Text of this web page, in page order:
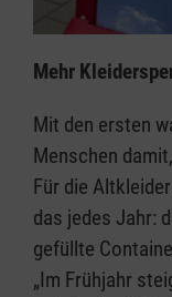
Mehr
Mit den ersten
Menschen
Für die
das jedes Jahr:
gefüllte
„Im Frühjahr